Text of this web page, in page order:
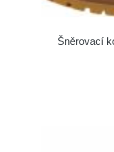
Šněrovací